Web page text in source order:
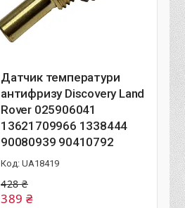
Датчик температури
антифризу Discovery Land
Rover 025906041
13621709966 1338444
90080939 90410792
UA18419
428 ₴
389 ₴